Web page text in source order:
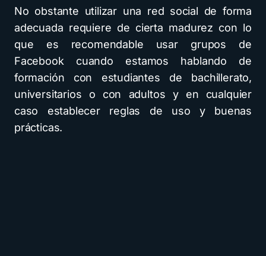
No obstante utilizar una red social de forma
adecuada requiere de cierta madurez con lo
que es recomendable usar grupos de
Facebook cuando estamos hablando de
formación con estudiantes de bachillerato,
universitarios o con adultos y en cualquier
caso establecer reglas de uso y buenas
prácticas.